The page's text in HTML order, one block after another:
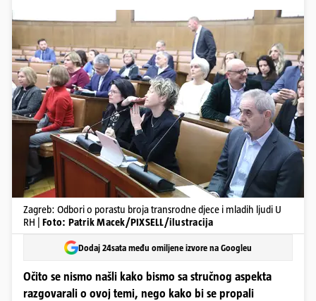
Zagreb: Odbori o porastu broja transrodne djece i mladih ljudi U
RH | Foto: Patrik Macek/PIXSELL/ilustracija
Dodaj 24sata među omiljene izvore na Googleu
Očito se nismo našli kako bismo sa stručnog aspekta
razgovarali o ovoj temi, nego kako bi se propali